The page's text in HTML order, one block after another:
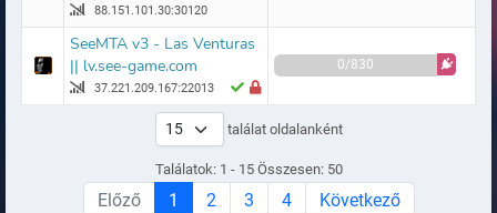
88.151.101.30:30120
SeeMTA v3 - Las Venturas
|| lv.see-game.com
37.221.209.167:22013
0/830
találat oldalanként
Találatok: 1 - 15 Összesen: 50
Előző 1 2 3 4 Következő